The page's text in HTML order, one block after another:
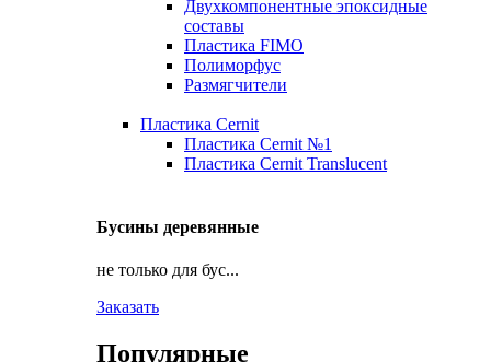
Двухкомпонентные эпоксидные
составы
Пластика FIMO
Полиморфус
Размягчители
Пластика Cernit
Пластика Cernit №1
Пластика Cernit Translucent
Бусины деревянные
не только для бус...
Заказать
Популярные